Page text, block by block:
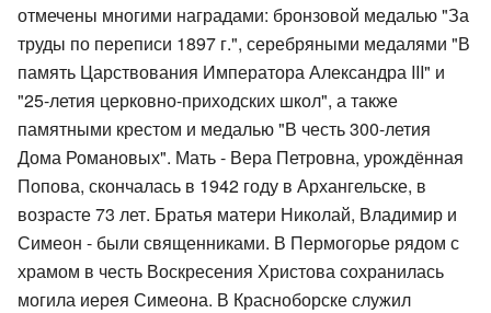
отмечены многими наградами: бронзовой медалью "За
труды по переписи 1897 г.", серебряными медалями "В
память Царствования Императора Александра III" и
"25-летия церковно-приходских школ", а также
памятными крестом и медалью "В честь 300-летия
Дома Романовых". Мать - Вера Петровна, урождённая
Попова, скончалась в 1942 году в Архангельске, в
возрасте 73 лет. Братья матери Николай, Владимир и
Симеон - были священниками. В Пермогорье рядом с
храмом в честь Воскресения Христова сохранилась
могила иерея Симеона. В Красноборске служил